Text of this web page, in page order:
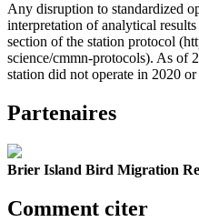
Any disruption to standardized
interpretation of analytical
section of the station protocol
science/cmmn-protocols). As of
station did not operate in 2020
Partenaires
Brier Island Bird Migration
Comment citer